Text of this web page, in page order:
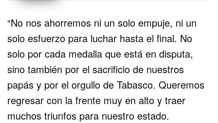
“No nos ahorremos ni un solo empuje, ni un
solo esfuerzo para luchar hasta el final. No
solo por cada medalla que está en disputa,
sino también por el sacrificio de nuestros
papás y por el orgullo de Tabasco. Queremos
regresar con la frente muy en alto y traer
muchos triunfos para nuestro estado.